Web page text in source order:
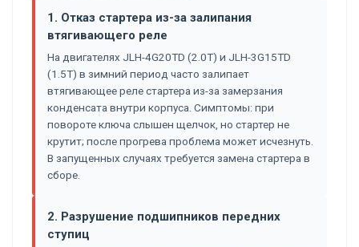
1. Отказ стартера из-за залипания
втягивающего реле
На двигателях JLH-4G20TD (2.0T) и JLH-3G15TD
(1.5T) в зимний период часто залипает
втягивающее реле стартера из-за замерзания
конденсата внутри корпуса. Симптомы: при
повороте ключа слышен щелчок, но стартер не
крутит; после прогрева проблема может исчезнуть.
В запущенных случаях требуется замена стартера в
сборе.
2. Разрушение подшипников передних
ступиц